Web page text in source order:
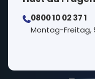
0800 10 02 37 1
⁠Montag-Freitag,